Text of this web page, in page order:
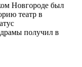
Новгороде был
театр в
получил в